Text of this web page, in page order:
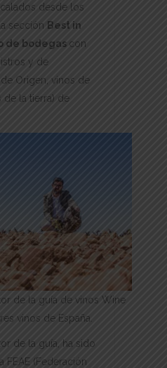
desde los
sección Best in
de bodegas con
y de
Origen, vinos de
de la tierra) de
de la guía de vinos Wine
vinos de España.
de la guía, ha sido
(Federación